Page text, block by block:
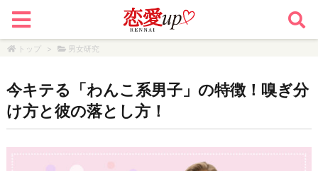
トップ > 男女研究
今キテる「わんこ系男子」の特徴！嗅ぎ分
け方と彼の落とし方！